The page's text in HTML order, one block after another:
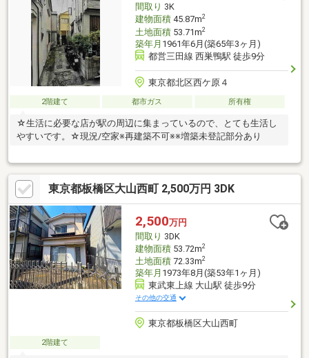
間取り 3K
建物面積45.87m2
土地面積53.71m2
築年月 1961年6月(築65年3ヶ月)
都営三田線 西巣鴨駅 徒歩9分
東京都北区西ケ原４
2階建て 都市ガス 所有権
☆生活に必要な店が駅の周辺に集まっているので、とても生活し
やすいです。☆現況/空家※再建築不可※※増築未登記部分あり
東京都板橋区大山西町 2,500万円 3DK
2,500万円
間取り 3DK
建物面積53.72m2
土地面積72.33m2
築年月 1973年8月(築53年1ヶ月)
東武東上線 大山駅 徒歩9分
その他の交通
東京都板橋区大山西町
2階建て